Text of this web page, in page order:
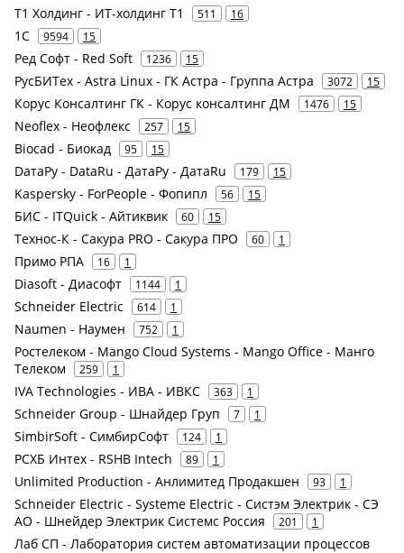
Т1 Холдинг - ИТ-холдинг Т1 511 16
1С 9594 15
Ред Софт - Red Soft 1236 15
РусБИТех - Astra Linux - ГК Астра - Группа Астра 3072 15
Корус Консалтинг ГК - Корус консалтинг ДМ 1476 15
Neoflex - Неофлекс 257 15
Biocad - Биокад 95 15
DатаРу - DataRu - ДатаРу - ДатаRu 179 15
Kaspersky - ForPeople - Фопипл 56 15
БИС - ITQuick - Айтиквик 60 15
Технос-К - Сакура PRO - Сакура ПРО 60 1
Примо РПА 16 1
Diasoft - Диасофт 1144 1
Schneider Electric 614 1
Naumen - Наумен 752 1
Ростелеком - Mango Cloud Systems - Mango Office - Манго
Телеком
259 1
IVA Technologies - ИВА - ИВКС 363 1
Schneider Group - Шнайдер Груп 7 1
SimbirSoft - СимбирСофт 124 1
РСХБ Интех - RSHB Intech 89 1
Unlimited Production - Анлимитед Продакшен 93 1
Schneider Electric - Systeme Electric - Систэм Электрик - СЭ
АО - Шнейдер Электрик Системс Россия
201 1
Лаб СП - Лаборатория систем автоматизации процессов